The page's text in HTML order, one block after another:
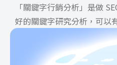
「關鍵字行銷分析」是做
好的關鍵字研究分析，可以
識、合理的規畫網站頻道
展藍圖、準確的監控網站優